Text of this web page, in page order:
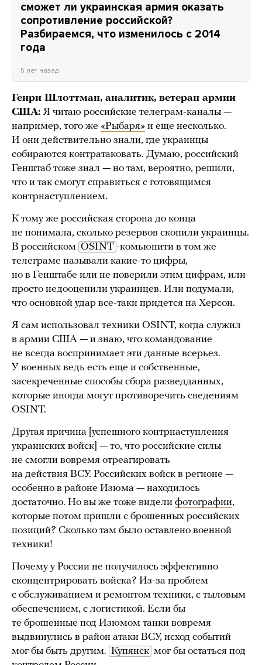
сможет ли украинская армия оказать
сопротивление российской?
Разбираемся, что изменилось с 2014
года
5 лет назад
Генри Шлоттман, аналитик, ветеран армии
США: Я читаю российские телеграм-каналы —
например, того же «Рыбаря» и еще несколько.
И они действительно знали, где украинцы
собираются контратаковать. Думаю, российский
Генштаб тоже знал — но там, вероятно, решили,
что и так смогут справиться с готовящимся
контрнаступлением.
К тому же российская сторона до конца
не понимала, сколько резервов скопили украинцы.
В российском OSINT -комьюнити в том же
телеграме называли какие-то цифры,
но в Генштабе или не поверили этим цифрам, или
просто недооценили украинцев. Или подумали,
что основной удар все-таки придется на Херсон.
Я сам использовал техники OSINT, когда служил
в армии США — и знаю, что командование
не всегда воспринимает эти данные всерьез.
У военных ведь есть еще и собственные,
засекреченные способы сбора разведданных,
которые иногда могут противоречить сведениям
OSINT.
Другая причина [успешного контрнаступления
украинских войск] — то, что российские силы
не смогли вовремя отреагировать
на действия ВСУ. Российских войск в регионе —
особенно в районе Изюма — находилось
достаточно. Но вы же тоже видели фотографии,
которые потом пришли с брошенных российских
позиций? Сколько там было оставлено военной
техники!
Почему у России не получилось эффективно
сконцентрировать войска? Из-за проблем
с обслуживанием и ремонтом техники, с тыловым
обеспечением, с логистикой. Если бы
те брошенные под Изюмом танки вовремя
выдвинулись в район атаки ВСУ, исход событий
мог бы быть другим. Купянск мог бы остаться под